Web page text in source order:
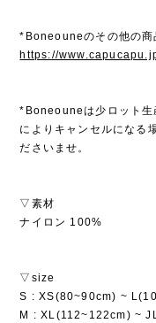
*Boneouneのその他の
https://
*Boneouneは少ロット生
によりキャンセルになる
ださいませ。
▽素材
ナイロン 100%
▽size
S : XS(80~90cm) ~
M : XL(112~122cm) ~